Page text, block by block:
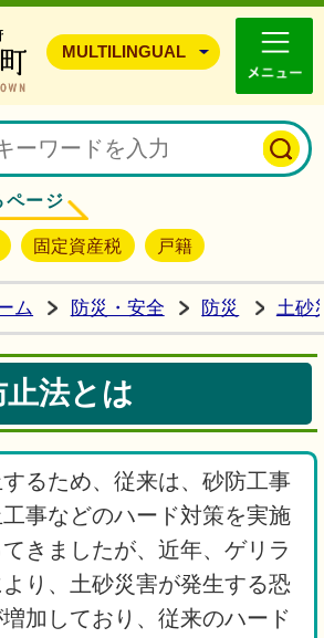
豊能町ホームページ
MULTILINGUAL
ページ
固定資産税 戸籍
ム 防災・安全 防災 土砂
法とは
るため、従来は、砂防工事
事などのハード対策を実施
きましたが、近年、ゲリラ
り、土砂災害が発生する恐
加しており、従来のハード